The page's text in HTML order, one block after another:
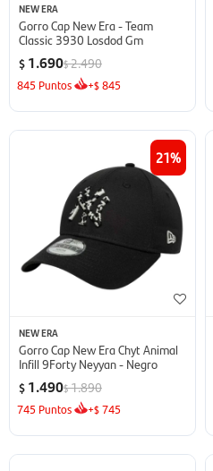
NEW ERA
Gorro Cap New Era - Team
Classic 3930 Losdod Gm
$ 1.690$2.490
845 Puntos +$845
21
NEW ERA
Gorro Cap New Era Chyt Animal
Infill 9Forty Neyyan - Negro
$ 1.490$1.890
745 Puntos +$745